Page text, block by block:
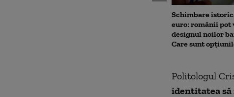
Schimbare
euro: românii pot
designul noilor
Care sunt
Politologul
identitatea să